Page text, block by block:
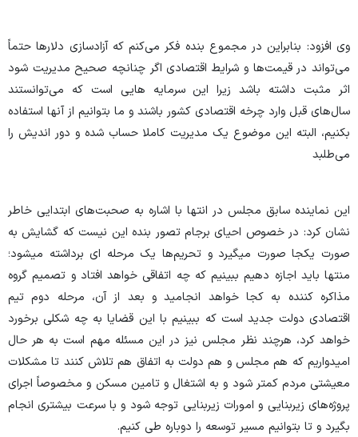
وی افزود: بنابراین در مجموع بنده فکر می‌کنم که آزادسازی دلارها حتماً
می‌تواند در قیمت‌ها و شرایط اقتصادی اگر چنانچه صحیح مدیریت شود
اثر مثبت داشته باشد زیرا این سرمایه هایی است که می‌توانستند
سال‌های قبل وارد چرخه اقتصادی کشور باشند و ما بتوانیم از آنها استفاده
بکنیم، البته این موضوع یک مدیریت کاملا حساب شده و دور اندیش را
می‌طلبد
این نماینده سابق مجلس در انتها با اشاره به صحبت‌های ابتدایی خاطر
نشان کرد: در خصوص احیای برجام تصور بنده این نیست که گشایش به
صورت یکجا صورت میگیرد و تحریم‌ها یک مرحله ای برداشته میشود؛
منتها باید اجازه دهیم ببینیم که چه اتفاقی خواهد افتاد و تصمیم گروه
مذاکره کننده به کجا خواهد انجامید و بعد از آن، مرحله دوم تیم
اقتصادی دولت جدید است که ببینیم با این قضایا به چه شکلی برخورد
خواهد کرد، هرچند نظر مجلس نیز در این مسئله مهم است به هر حال
امیدواریم که هم مجلس و هم دولت به اتفاق هم تلاش کنند تا مشکلات
معیشتی مردم کمتر شود و به اشتغال و تامین مسکن و مخصوصاً اجرای
پروژه‌های زیربنایی و امورات زیربنایی توجه شود و با سرعت بیشتری انجام
بگیرد و تا بتوانیم مسیر توسعه را دوباره طی کنیم.